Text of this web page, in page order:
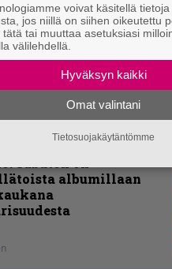
Onko Steelbound jo
mahdollista Battle
Sabaton on
albumillaan
voivat käsitellä
jos niillä on siihen oikeutettu
tätä tai muuttaa asetuksiasi
välilehdellä.
Hyväksyn kaikki
Omat valintani
Tietosuojakäytäntömme